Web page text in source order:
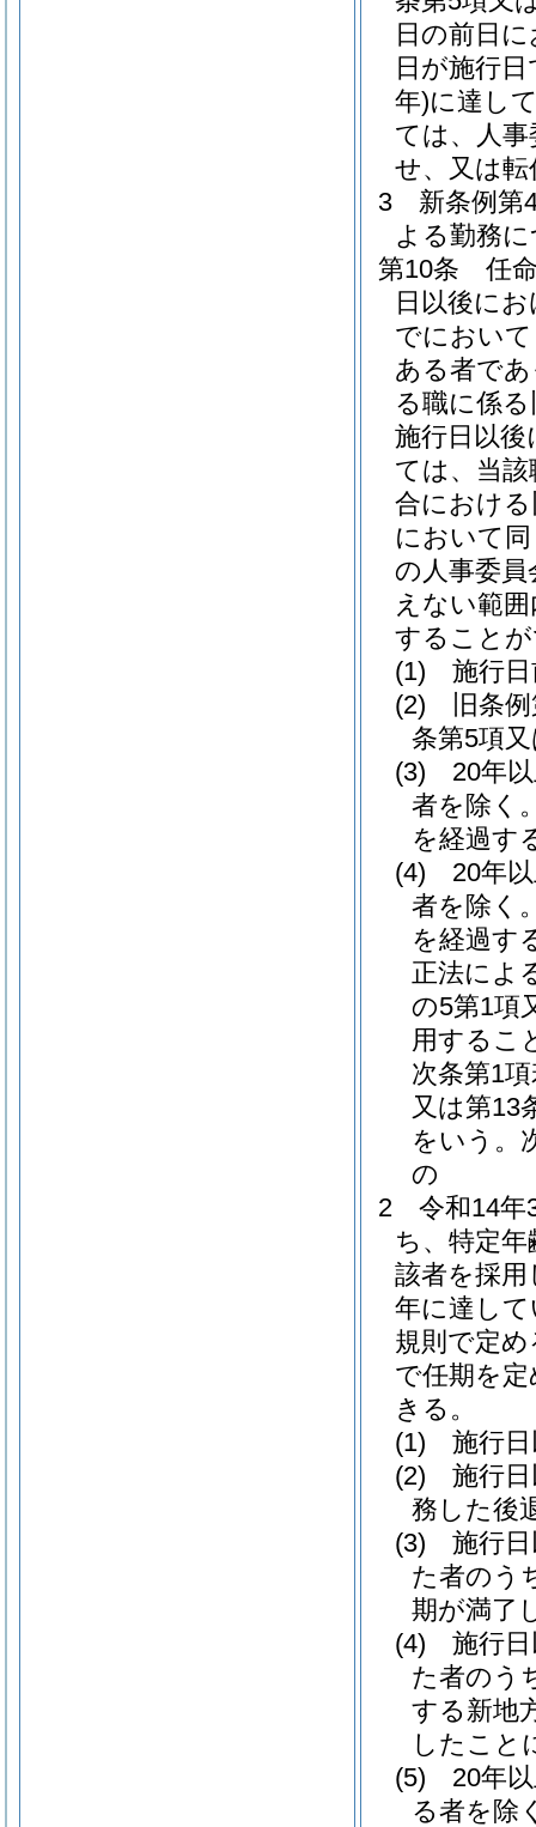
日の前日
日が施行
年)に達し
ては、人
せ、又は
3
新条例第
よる勤務
第10条
任
日以後に
でにおい
ある者で
る職に係
施行日以
ては、当
合におけ
において
の人事委
えない範
すること
(1)
施行
(2)
旧条
条第5項
(3)
20年
者を除く
を経過す
(4)
20年
者を除く
を経過す
正法によ
の5第1項
用するこ
次条第1
又は第13
をいう。
の
2
令和14年
ち、特定
該者を採
年に達し
規則で定
で任期を
きる。
(1)
施行
(2)
施行
務した後
(3)
施行
た者のう
期が満了
(4)
施行
た者のう
する新地
したこと
(5)
20年
る者を除